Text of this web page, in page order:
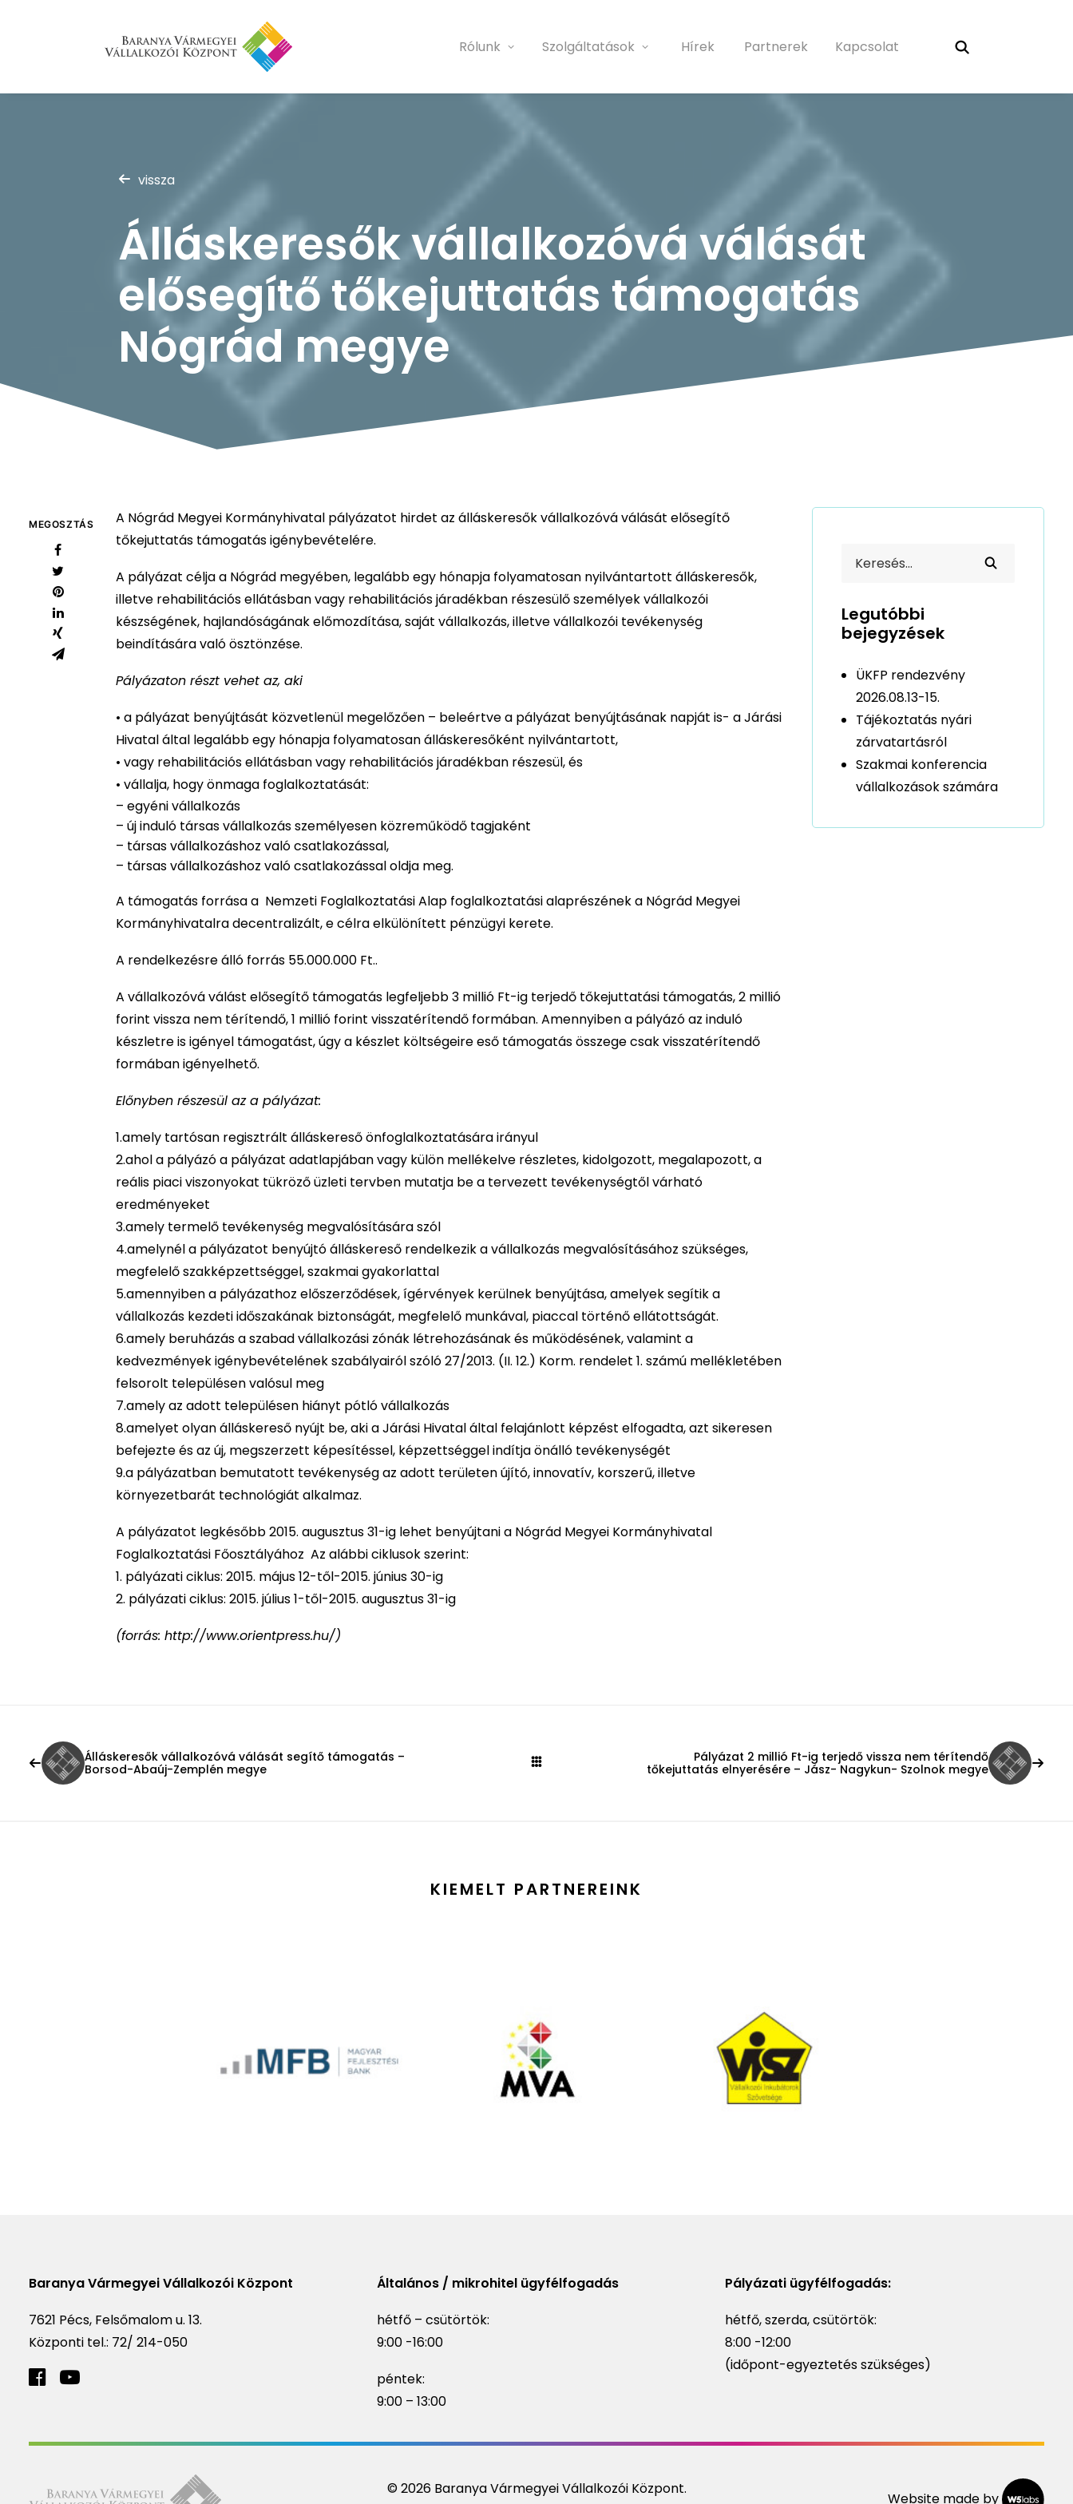
Rólunk Szolgáltatások Hírek Partnerek Kapcsolat
vissza
Álláskeresők vállalkozóvá válását
elősegítő tőkejuttatás támogatás
Nógrád megye
MEGOSZTÁS
A Nógrád Megyei Kormányhivatal pályázatot hirdet az álláskeresők vállalkozóvá válását elősegítő
tőkejuttatás támogatás igénybevételére.
A pályázat célja a Nógrád megyében, legalább egy hónapja folyamatosan nyilvántartott álláskeresők,
illetve rehabilitációs ellátásban vagy rehabilitációs járadékban részesülő személyek vállalkozói
készségének, hajlandóságának előmozdítása, saját vállalkozás, illetve vállalkozói tevékenység
beindítására való ösztönzése.
Pályázaton részt vehet az, aki
• a pályázat benyújtását közvetlenül megelőzően – beleértve a pályázat benyújtásának napját is- a Járási
Hivatal által legalább egy hónapja folyamatosan álláskeresőként nyilvántartott,
• vagy rehabilitációs ellátásban vagy rehabilitációs járadékban részesül, és
• vállalja, hogy önmaga foglalkoztatását:
– egyéni vállalkozás
– új induló társas vállalkozás személyesen közreműködő tagjaként
– társas vállalkozáshoz való csatlakozással,
– társas vállalkozáshoz való csatlakozással oldja meg.
A támogatás forrása a Nemzeti Foglalkoztatási Alap foglalkoztatási alaprészének a Nógrád Megyei
Kormányhivatalra decentralizált, e célra elkülönített pénzügyi kerete.
A rendelkezésre álló forrás 55.000.000 Ft..
A vállalkozóvá válást elősegítő támogatás legfeljebb 3 millió Ft-ig terjedő tőkejuttatási támogatás, 2 millió
forint vissza nem térítendő, 1 millió forint visszatérítendő formában. Amennyiben a pályázó az induló
készletre is igényel támogatást, úgy a készlet költségeire eső támogatás összege csak visszatérítendő
formában igényelhető.
Előnyben részesül az a pályázat:
1.amely tartósan regisztrált álláskereső önfoglalkoztatására irányul
2.ahol a pályázó a pályázat adatlapjában vagy külön mellékelve részletes, kidolgozott, megalapozott, a
reális piaci viszonyokat tükröző üzleti tervben mutatja be a tervezett tevékenységtől várható
eredményeket
3.amely termelő tevékenység megvalósítására szól
4.amelynél a pályázatot benyújtó álláskereső rendelkezik a vállalkozás megvalósításához szükséges,
megfelelő szakképzettséggel, szakmai gyakorlattal
5.amennyiben a pályázathoz előszerződések, ígérvények kerülnek benyújtása, amelyek segítik a
vállalkozás kezdeti időszakának biztonságát, megfelelő munkával, piaccal történő ellátottságát.
6.amely beruházás a szabad vállalkozási zónák létrehozásának és működésének, valamint a
kedvezmények igénybevételének szabályairól szóló 27/2013. (II. 12.) Korm. rendelet 1. számú mellékletében
felsorolt településen valósul meg
7.amely az adott településen hiányt pótló vállalkozás
8.amelyet olyan álláskereső nyújt be, aki a Járási Hivatal által felajánlott képzést elfogadta, azt sikeresen
befejezte és az új, megszerzett képesítéssel, képzettséggel indítja önálló tevékenységét
9.a pályázatban bemutatott tevékenység az adott területen újító, innovatív, korszerű, illetve
környezetbarát technológiát alkalmaz.
A pályázatot legkésőbb 2015. augusztus 31-ig lehet benyújtani a Nógrád Megyei Kormányhivatal
Foglalkoztatási Főosztályához Az alábbi ciklusok szerint:
1. pályázati ciklus: 2015. május 12-től-2015. június 30-ig
2. pályázati ciklus: 2015. július 1-től-2015. augusztus 31-ig
(forrás: http://www.orientpress.hu/)
Legutóbbi
bejegyzések
ÜKFP rendezvény
2026.08.13-15.
Tájékoztatás nyári
zárvatartásról
Szakmai konferencia
vállalkozások számára
Álláskeresők vállalkozóvá válását segítő támogatás –
Borsod-Abaúj-Zemplén megye
Pályázat 2 millió Ft-ig terjedő vissza nem térítendő
tőkejuttatás elnyerésére – Jász- Nagykun- Szolnok megye
KIEMELT PARTNEREINK
Baranya Vármegyei Vállalkozói Központ
7621 Pécs, Felsőmalom u. 13.
Központi tel.: 72/ 214-050
Általános / mikrohitel ügyfélfogadás
hétfő – csütörtök:
9:00 -16:00
péntek:
9:00 – 13:00
Pályázati ügyfélfogadás:
hétfő, szerda, csütörtök:
8:00 -12:00
(időpont-egyeztetés szükséges)
© 2026 Baranya Vármegyei Vállalkozói Központ.
Website made by